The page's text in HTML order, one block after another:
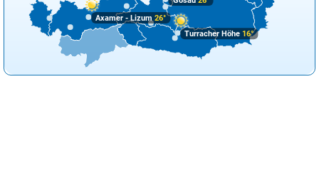
Turracher Höhe 16°
Axamer - Lizum 26°